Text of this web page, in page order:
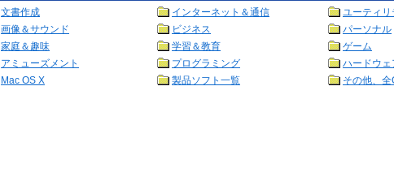
文書作成
インターネット＆通信
ユーティリ
画像＆サウンド
ビジネス
パーソナル
家庭＆趣味
学習＆教育
ゲーム
アミューズメント
プログラミング
ハードウェ
Mac OS X
製品ソフト一覧 その他、